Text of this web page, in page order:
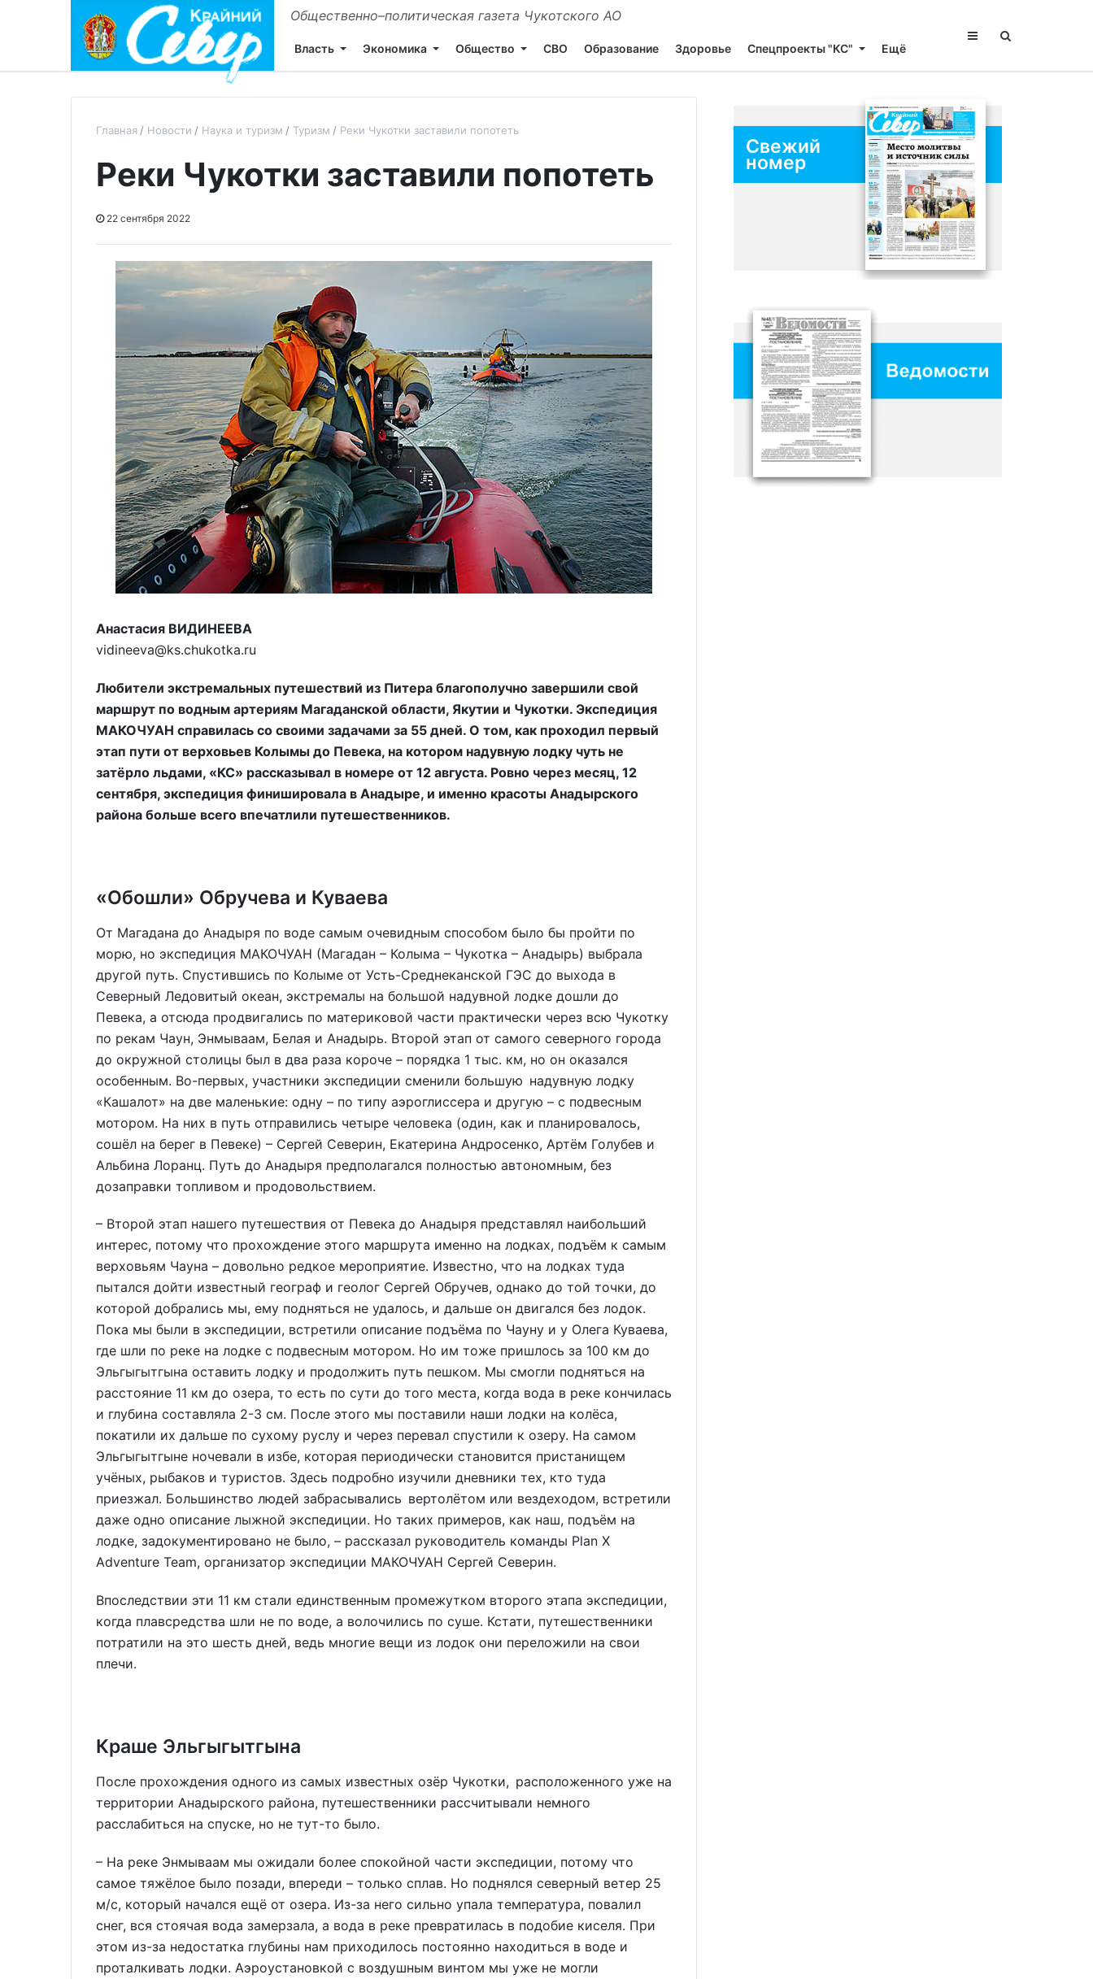
Общественно–политическая газета Чукотского АО
Власть Экономика Общество СВО Образование Здоровье Спецпроекты "КС" Ещё
Главная Новости Наука и туризм Туризм Реки Чукотки заставили попотеть
Реки Чукотки заставили попотеть
22 сентября 2022
Анастасия ВИДИНЕЕВА
vidineeva@ks.chukotka.ru
Любители экстремальных путешествий из Питера благополучно завершили свой
маршрут по водным артериям Магаданской области, Якутии и Чукотки. Экспедиция
МАКОЧУАН справилась со своими задачами за 55 дней. О том, как проходил первый
этап пути от верховьев Колымы до Певека, на котором надувную лодку чуть не
затёрло льдами, «КС» рассказывал в номере от 12 августа. Ровно через месяц, 12
сентября, экспедиция финишировала в Анадыре, и именно красоты Анадырского
района больше всего впечатлили путешественников.
«Обошли» Обручева и Куваева
От Магадана до Анадыря по воде самым очевидным способом было бы пройти по
морю, но экспедиция МАКОЧУАН (Магадан – Колыма – Чукотка – Анадырь) выбрала
другой путь. Спустившись по Колыме от Усть-Среднеканской ГЭС до выхода в
Северный Ледовитый океан, экстремалы на большой надувной лодке дошли до
Певека, а отсюда продвигались по материковой части практически через всю Чукотку
по рекам Чаун, Энмываам, Белая и Анадырь. Второй этап от самого северного города
до окружной столицы был в два раза короче – порядка 1 тыс. км, но он оказался
особенным. Во-первых, участники экспедиции сменили большую надувную лодку
«Кашалот» на две маленькие: одну – по типу аэроглиссера и другую – с подвесным
мотором. На них в путь отправились четыре человека (один, как и планировалось,
сошёл на берег в Певеке) – Сергей Северин, Екатерина Андросенко, Артём Голубев и
Альбина Лоранц. Путь до Анадыря предполагался полностью автономным, без
дозаправки топливом и продовольствием.
– Второй этап нашего путешествия от Певека до Анадыря представлял наибольший
интерес, потому что прохождение этого маршрута именно на лодках, подъём к самым
верховьям Чауна – довольно редкое мероприятие. Известно, что на лодках туда
пытался дойти известный географ и геолог Сергей Обручев, однако до той точки, до
которой добрались мы, ему подняться не удалось, и дальше он двигался без лодок.
Пока мы были в экспедиции, встретили описание подъёма по Чауну и у Олега Куваева,
где шли по реке на лодке с подвесным мотором. Но им тоже пришлось за 100 км до
Эльгыгытгына оставить лодку и продолжить путь пешком. Мы смогли подняться на
расстояние 11 км до озера, то есть по сути до того места, когда вода в реке кончилась
и глубина составляла 2-3 см. После этого мы поставили наши лодки на колёса,
покатили их дальше по сухому руслу и через перевал спустили к озеру. На самом
Эльгыгытгыне ночевали в избе, которая периодически становится пристанищем
учёных, рыбаков и туристов. Здесь подробно изучили дневники тех, кто туда
приезжал. Большинство людей забрасывались вертолётом или вездеходом, встретили
даже одно описание лыжной экспедиции. Но таких примеров, как наш, подъём на
лодке, задокументировано не было, – рассказал руководитель команды Plan X
Adventure Team, организатор экспедиции МАКОЧУАН Сергей Северин.
Впоследствии эти 11 км стали единственным промежутком второго этапа экспедиции,
когда плавсредства шли не по воде, а волочились по суше. Кстати, путешественники
потратили на это шесть дней, ведь многие вещи из лодок они переложили на свои
плечи.
Краше Эльгыгытгына
После прохождения одного из самых известных озёр Чукотки, расположенного уже на
территории Анадырского района, путешественники рассчитывали немного
расслабиться на спуске, но не тут-то было.
– На реке Энмываам мы ожидали более спокойной части экспедиции, потому что
самое тяжёлое было позади, впереди – только сплав. Но поднялся северный ветер 25
м/с, который начался ещё от озера. Из-за него сильно упала температура, повалил
снег, вся стоячая вода замерзала, а вода в реке превратилась в подобие киселя. При
этом из-за недостатка глубины нам приходилось постоянно находиться в воде и
проталкивать лодки. Аэроустановкой с воздушным винтом мы уже не могли
Свежий
номер